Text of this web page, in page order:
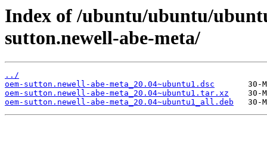
Index of /ubuntu/ubuntu/
sutton.newell-abe-meta/
../
oem-sutton.newell-abe-meta_20.04~ubuntu1.dsc
oem-sutton.newell-abe-meta_20.04~ubuntu1.tar.xz
oem-sutton.newell-abe-meta_20.04~ubuntu1_all.deb